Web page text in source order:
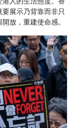
展示乃背靠而非只
放，重建使命感。